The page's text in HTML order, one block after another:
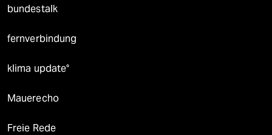
bundestalk
fernverbindung
klima update°
Mauerecho
Freie Rede